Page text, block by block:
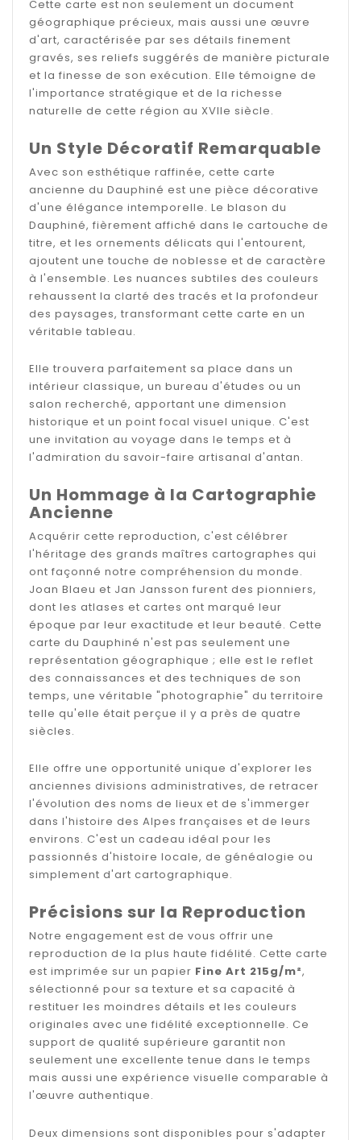
Cette carte est non seulement un document
géographique précieux, mais aussi une œuvre
d'art, caractérisée par ses détails finement
gravés, ses reliefs suggérés de manière picturale
et la finesse de son exécution. Elle témoigne de
l'importance stratégique et de la richesse
naturelle de cette région au XVIIe siècle.
Un Style Décoratif Remarquable
Avec son esthétique raffinée, cette carte
ancienne du Dauphiné est une pièce décorative
d'une élégance intemporelle. Le blason du
Dauphiné, fièrement affiché dans le cartouche de
titre, et les ornements délicats qui l'entourent,
ajoutent une touche de noblesse et de caractère
à l'ensemble. Les nuances subtiles des couleurs
rehaussent la clarté des tracés et la profondeur
des paysages, transformant cette carte en un
véritable tableau.
Elle trouvera parfaitement sa place dans un
intérieur classique, un bureau d'études ou un
salon recherché, apportant une dimension
historique et un point focal visuel unique. C'est
une invitation au voyage dans le temps et à
l'admiration du savoir-faire artisanal d'antan.
Un Hommage à la Cartographie
Ancienne
Acquérir cette reproduction, c'est célébrer
l'héritage des grands maîtres cartographes qui
ont façonné notre compréhension du monde.
Joan Blaeu et Jan Jansson furent des pionniers,
dont les atlases et cartes ont marqué leur
époque par leur exactitude et leur beauté. Cette
carte du Dauphiné n'est pas seulement une
représentation géographique ; elle est le reflet
des connaissances et des techniques de son
temps, une véritable "photographie" du territoire
telle qu'elle était perçue il y a près de quatre
siècles.
Elle offre une opportunité unique d'explorer les
anciennes divisions administratives, de retracer
l'évolution des noms de lieux et de s'immerger
dans l'histoire des Alpes françaises et de leurs
environs. C'est un cadeau idéal pour les
passionnés d'histoire locale, de généalogie ou
simplement d'art cartographique.
Précisions sur la Reproduction
Notre engagement est de vous offrir une
reproduction de la plus haute fidélité. Cette carte
est imprimée sur un papier Fine Art 215g/m²,
sélectionné pour sa texture et sa capacité à
restituer les moindres détails et les couleurs
originales avec une fidélité exceptionnelle. Ce
support de qualité supérieure garantit non
seulement une excellente tenue dans le temps
mais aussi une expérience visuelle comparable à
l'œuvre authentique.
Deux dimensions sont disponibles pour s'adapter